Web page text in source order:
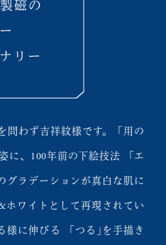
磁の
リー
問わず吉祥紋様です。「用の
に、100年前の下絵技法 「エ
グラデーションが真白な肌に
ワイトとして再現されてい
様に伸びる 「つる｣を手描き